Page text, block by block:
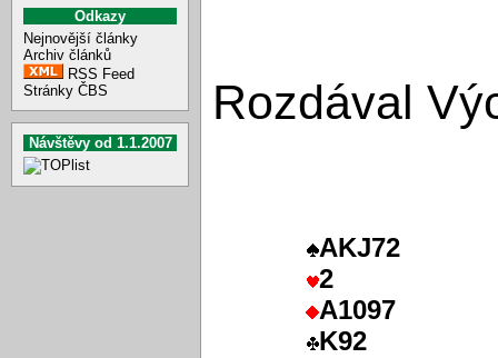
Odkazy
Nejnovější články
Archiv článků
RSS Feed
Stránky ČBS
Návštěvy od 1.1.2007
Rozdával
AKJ72
2
A1097
K92